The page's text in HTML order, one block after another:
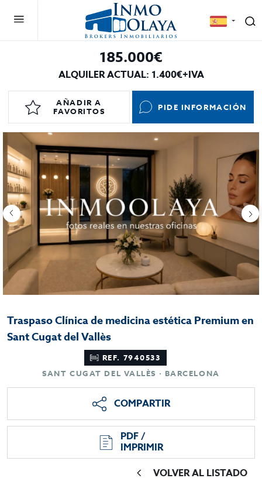
185.000€
ALQUILER ACTUAL: 1.400€+IVA
AÑADIR A
FAVORITOS
PIDE INFORMACIÓN
Traspaso Clínica de medicina estética Premium en
Sant Cugat del Vallès
REF. 7940533
SANT CUGAT DEL VALLÈS · BARCELONA
COMPARTIR
PDF /
IMPRIMIR
VOLVER AL LISTADO